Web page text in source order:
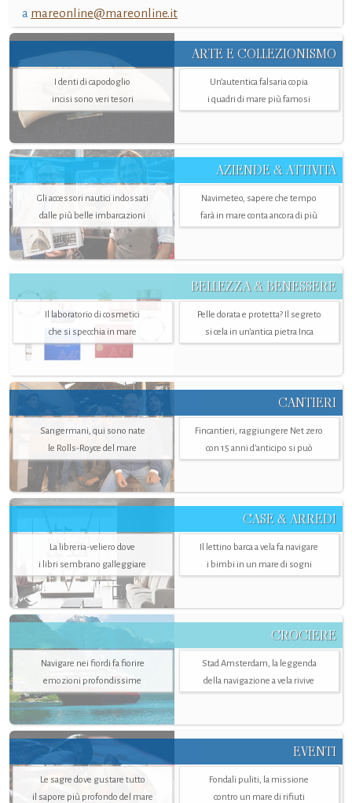
a mareonline@mareonline.it
ARTE E COLLEZIONISMO
I denti di capodoglio
incisi sono veri tesori
Un’autentica falsaria copia
i quadri di mare più famosi
AZIENDE & ATTIVITÀ
Gli accessori nautici indossati
dalle più belle imbarcazioni
Navimeteo, sapere che tempo
farà in mare conta ancora di più
BELLEZZA & BENESSERE
Il laboratorio di cosmetici
che si specchia in mare
Pelle dorata e protetta? Il segreto
si cela in un’antica pietra Inca
CANTIERI
Sangermani, qui sono nate
le Rolls-Royce del mare
Fincantieri, raggiungere Net zero
con 15 anni d'anticipo si può
CASE & ARREDI
La libreria-veliero dove
i libri sembrano galleggiare
Il lettino barca a vela fa navigare
i bimbi in un mare di sogni
CROCIERE
Navigare nei fiordi fa fiorire
emozioni profondissime
Stad Amsterdam, la leggenda
della navigazione a vela rivive
EVENTI
Le sagre dove gustare tutto
il sapore più profondo del mare
Fondali puliti, la missione
contro un mare di rifiuti